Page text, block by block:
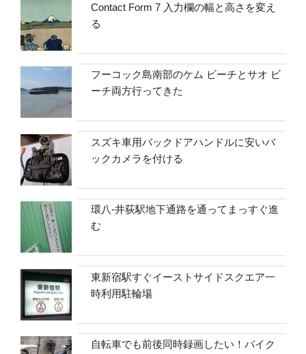
Contact Form 7 入力欄の幅と高さを変え
る
フーコック島南部のケム ビーチとサオ ビ
ーチ両方行ってきた
スズキ車用バックドアハンドルに安いバ
ックカメラを付ける
環八-井荻駅地下通路を通ってまっすぐ進
む
東新宿駅すぐイーストサイドスクエア一
時利用駐輪場
自転車でも前後同時録画したい！バイク